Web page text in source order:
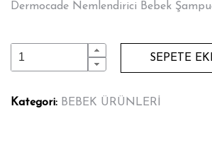
Dermocade Nemlendirici Bebek
SEPETE
Kategori: BEBEK ÜRÜNLERİ